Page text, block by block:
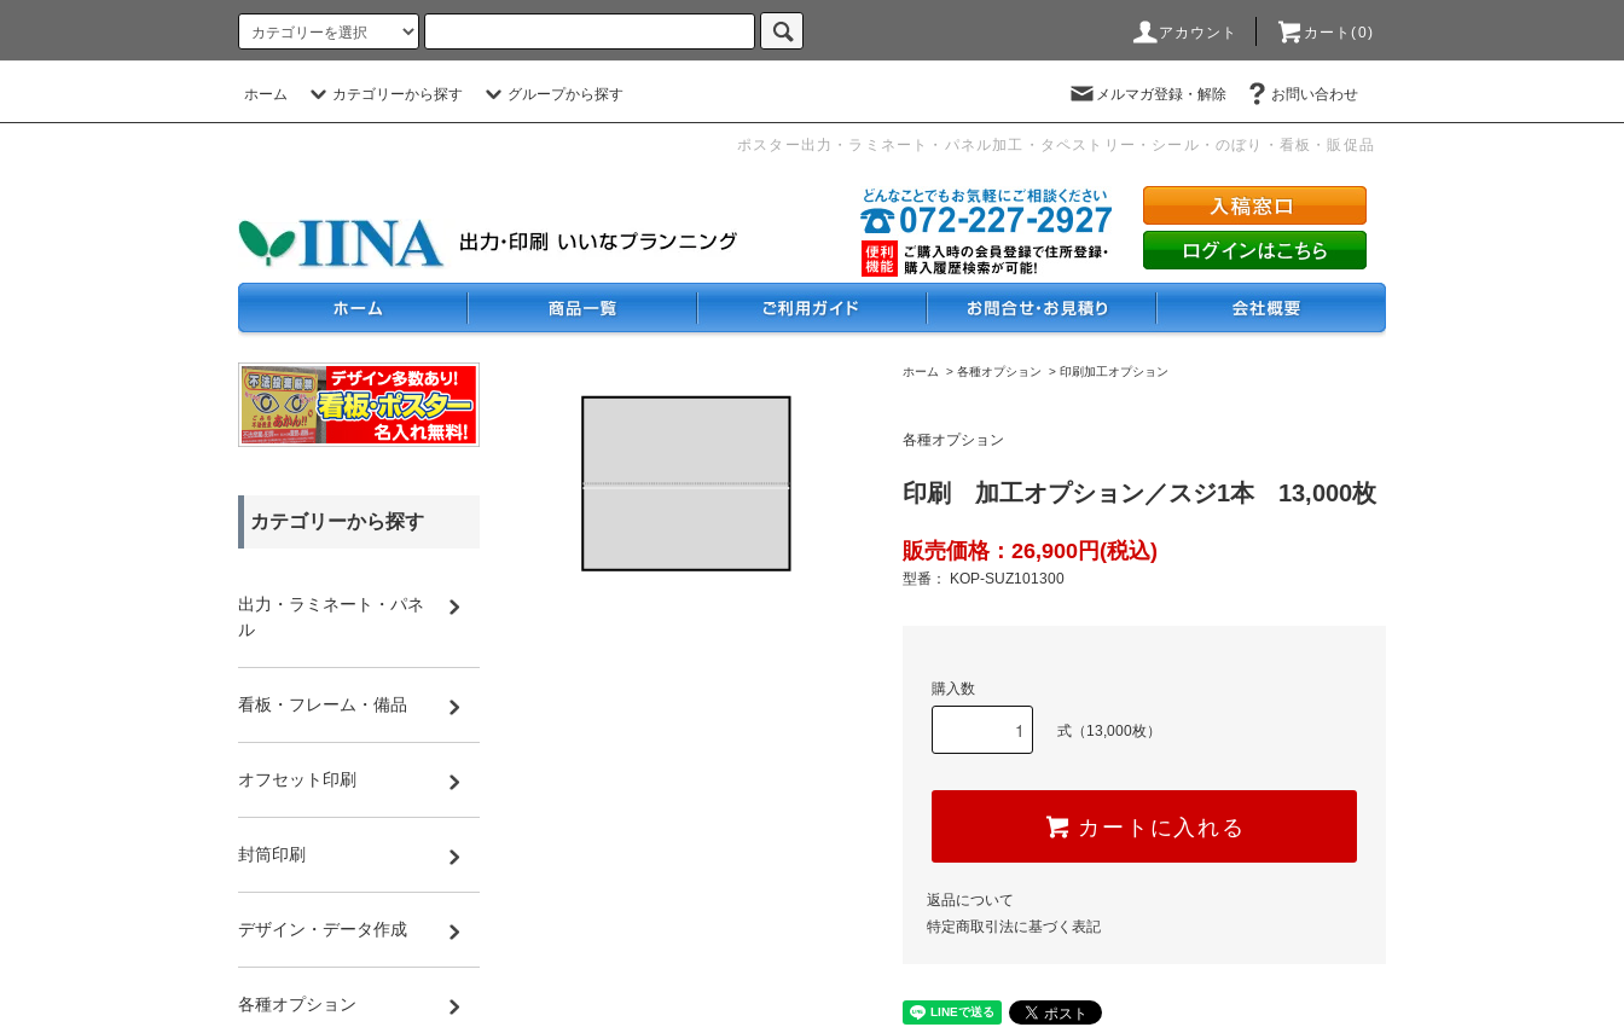
アカウント カート(0)
ホーム カテゴリーから探す グループから探す メルマガ登録・解除 お問い合わせ
ポスター出力・ラミネート・パネル加工・タペストリー・シール・のぼり・看板・販促品
ホーム > 各種オプション > 印刷加工オプション
各種オプション
印刷 加工オプション／スジ1本 13,000枚
販売価格：26,900円(税込)
型番： KOP-SUZ101300
購入数
式（13,000枚）
カートに入れる
返品について
特定商取引法に基づく表記
カテゴリーから探す
出力・ラミネート・パネ
ル
看板・フレーム・備品
オフセット印刷
封筒印刷
デザイン・データ作成
各種オプション